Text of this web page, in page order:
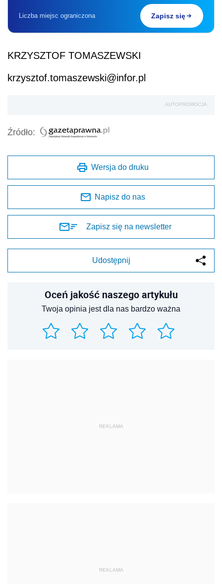
Liczba miejsc ograniczona Zapisz się
KRZYSZTOF TOMASZEWSKI
krzysztof.tomaszewski@infor.pl
AUTOPROMOCJA
Źródło:
Wersja do druku
Napisz do nas
Zapisz się na newsletter
Udostępnij
Oceń jakość naszego artykułu
Twoja opinia jest dla nas bardzo ważna
REKLAMA
REKLAMA